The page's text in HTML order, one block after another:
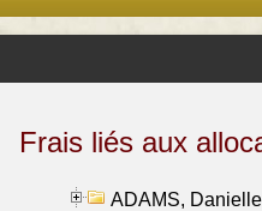
Frais liés aux
ADAMS,